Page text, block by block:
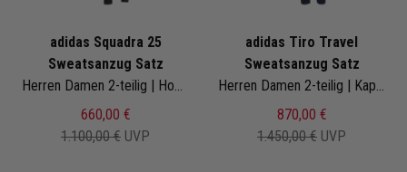
adidas Squadra 25
Sweatsanzug Satz
660,00 €
1.100,00 € UVP
adidas Tiro Travel
Sweatsanzug Satz
870,00 €
1.450,00 € UVP